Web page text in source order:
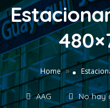
Home »
AAG No hay